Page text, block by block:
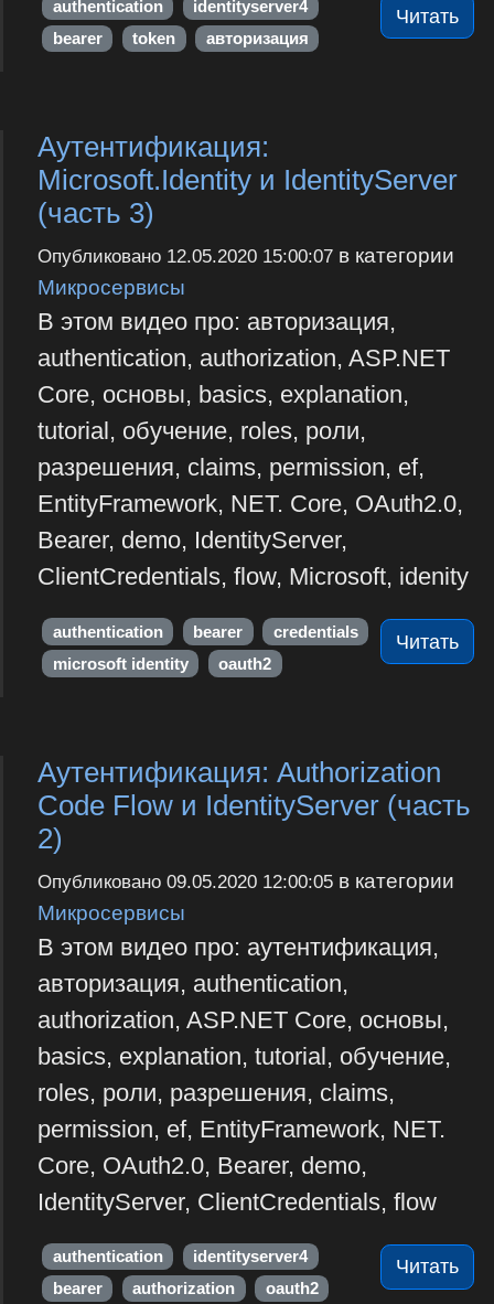
Читать
authentication
identityserver4
bearer
token авторизация
Аутентификация:
Microsoft.Identity и IdentityServer
(часть 3)
Опубликовано 12.05.2020 15:00:07в категории
Микросервисы
В этом видео про: авторизация,
authentication, authorization, ASP.NET
Core, основы, basics, explanation,
tutorial, обучение, roles, роли,
разрешения, claims, permission, ef,
EntityFramework, NET. Core, OAuth2.0,
Bearer, demo, IdentityServer,
ClientCredentials, flow, Microsoft, idenity
Читать
authentication bearer
credentials
microsoft identity
oauth2
Аутентификация: Authorization
Code Flow и IdentityServer (часть
2)
Опубликовано 09.05.2020 12:00:05в категории
Микросервисы
В этом видео про: аутентификация,
авторизация, authentication,
authorization, ASP.NET Core, основы,
basics, explanation, tutorial, обучение,
roles, роли, разрешения, claims,
permission, ef, EntityFramework, NET.
Core, OAuth2.0, Bearer, demo,
IdentityServer, ClientCredentials, flow
Читать
authentication
identityserver4
bearer
authorization oauth2